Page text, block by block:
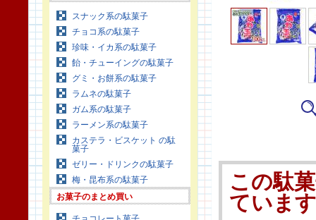
スナック系の駄菓子
チョコ系の駄菓子
珍味・イカ系の駄菓子
飴・チューイングの駄菓子
グミ・お餅系の駄菓子
ラムネの駄菓子
ガム系の駄菓子
ラーメン系の駄菓子
カステラ・ビスケット の駄
菓子
ゼリー・ドリンクの駄菓子
梅・昆布系の駄菓子
お菓子のまとめ買い
この駄
ていま